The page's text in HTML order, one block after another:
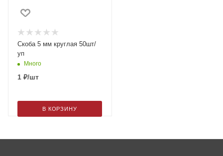
Скоба 5 мм круглая 50шт/
уп
Много
1 ₽/шт
В КОРЗИНУ